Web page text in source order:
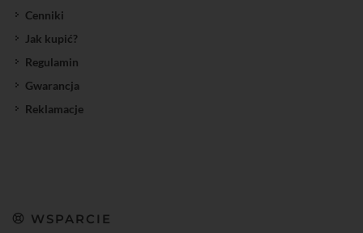
Cenniki
Jak kupić?
Regulamin
Gwarancja
Reklamacje
WSPARCIE